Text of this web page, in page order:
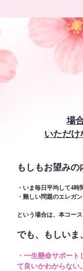
場
いただけ
もしもお望みの
・いま毎日平均して4
・難しい問題のエレガ
という場合は、本コー
でも、もしいま、
・一生懸命サポー
て良いかわからない。